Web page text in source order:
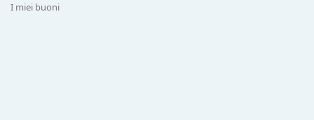
I miei buoni